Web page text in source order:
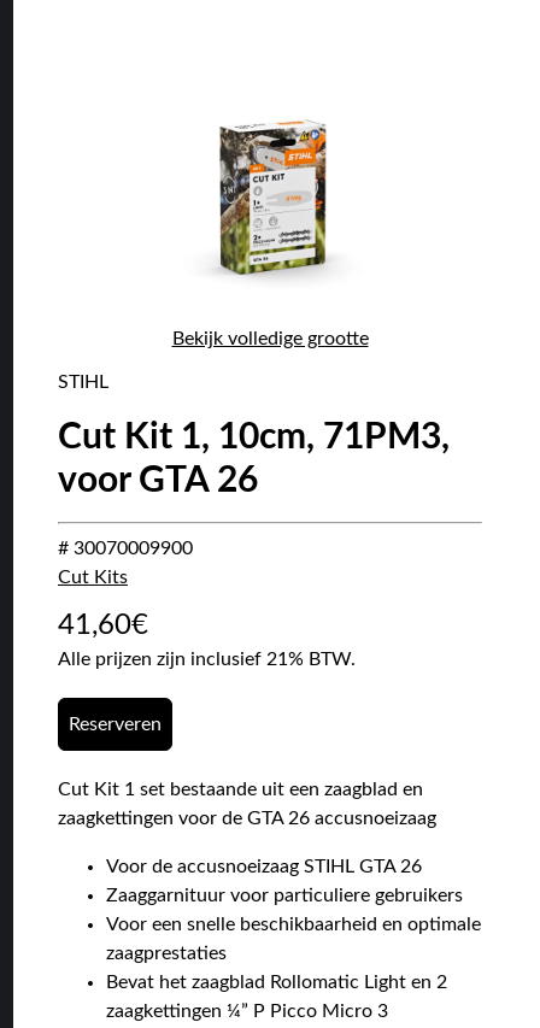
Bekijk volledige grootte
STIHL
Cut Kit 1, 10cm, 71PM3,
voor GTA 26
# 30070009900
Cut Kits
41,60€
Alle prijzen zijn inclusief 21% BTW.
Reserveren
Cut Kit 1 set bestaande uit een zaagblad en
zaagkettingen voor de GTA 26 accusnoeizaag
Voor de accusnoeizaag STIHL GTA 26
Zaaggarnituur voor particuliere gebruikers
Voor een snelle beschikbaarheid en optimale
zaagprestaties
Bevat het zaagblad Rollomatic Light en 2
zaagkettingen ¼” P Picco Micro 3